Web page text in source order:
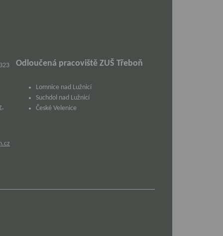
,
Odloučená pracoviště ZUŠ Třeboň
Lomnice nad Lužnicí
Suchdol nad Lužnicí
České Velenice